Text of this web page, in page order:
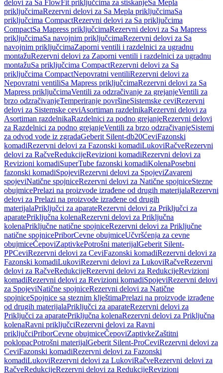
delovi za Sa FlowFit priključcima za stiskanjeSa Mepla
priključcimaRezervni delovi za Sa Mepla priključcimaSa
priključcima CompactRezervni delovi za Sa priključcima
CompactSa Mapress priključcimaRezervni delovi za Sa Mapress
priključcimaSa navojnim priključcimaRezervni delovi za Sa
navojnim priključcimaZaporni ventili i razdelnici za ugradnu
montažuRezervni delovi za Zaporni ventili i razdelnici za ugradnu
montažuSa priključcima CompactRezervni delovi za Sa
priključcima CompactNepovratni ventiliRezervni delovi za
Nepovratni ventiliSa Mapress priključcimaRezervni delovi za Sa
Mapress priključcimaVentili za odzračivanje za grejanjeVentili za
brzo odzračivanjeTemperiranje površineSistemske ceviRezervni
delovi za Sistemske ceviAsortiman razdelnikaRezervni delovi za
Asortiman razdelnikaRazdelnici za podno grejanjeRezervni delovi
za Razdelnici za podno grejanjeVentili za brzo odzračivanjeSistemi
za odvod vode iz zgradaGeberit Silent-db20CeviFazonski
komadiRezervni delovi za Fazonski komadiLukoviRačveRezervni
delovi za RačveRedukcijeRevizioni komadiRezervni delovi za
Revizioni komadiSuperTube fazonski komadiKolenaPosebni
fazonski komadiSpojeviRezervni delovi za SpojeviZavareni
spojeviNatične spojniceRezervni delovi za Natične spojniceStezne
obujmicePrelazi na proizvode izrađene od drugih materijalaRezervni
delovi za Prelazi na proizvode izrađene od drugih
materijalaPriključci za aparateRezervni delovi za Priključci za
aparatePriključna kolenaRezervni delovi za Priključna
kolenaPriključne natične spojniceRezervni delovi za Priključne
natične spojnicePriborCevne obujmiceUčvršćenja za cevne
obujmiceČepoviZaptivkePotrošni materijalGeberit Silent-
PPCeviRezervni delovi za CeviFazonski komadiRezervni delovi za
Fazonski komadiLukoviRezervni delovi za LukoviRačveRezervni
delovi za RačveRedukcijeRezervni delovi za RedukcijeRevizioni
komadiRezervni delovi za Revizioni komadiSpojeviRezervni delovi
za SpojeviNatične spojniceRezervni delovi za Natične
spojniceSpojnice sa steznim klještimaPrelazi na proizvode izrađene
od drugih materijalaPriključci za aparateRezervni delovi za
Priključci za aparatePriključna kolenaRezervni delovi za Priključna
kolenaRavni priključciRezervni delovi za Ravni
priključciPriborCevne obujmiceČepoviZaptivkeZaštitni
poklopacPotrošni materijalGeberit Silent-ProCeviRezervni delovi za
CeviFazonski komadiRezervni delovi za Fazonski
komadiLukoviRezervni delovi za LukoviRačveRezervni delovi za
RačveRedukcijeRezervni delovi za RedukcijeRevizioni